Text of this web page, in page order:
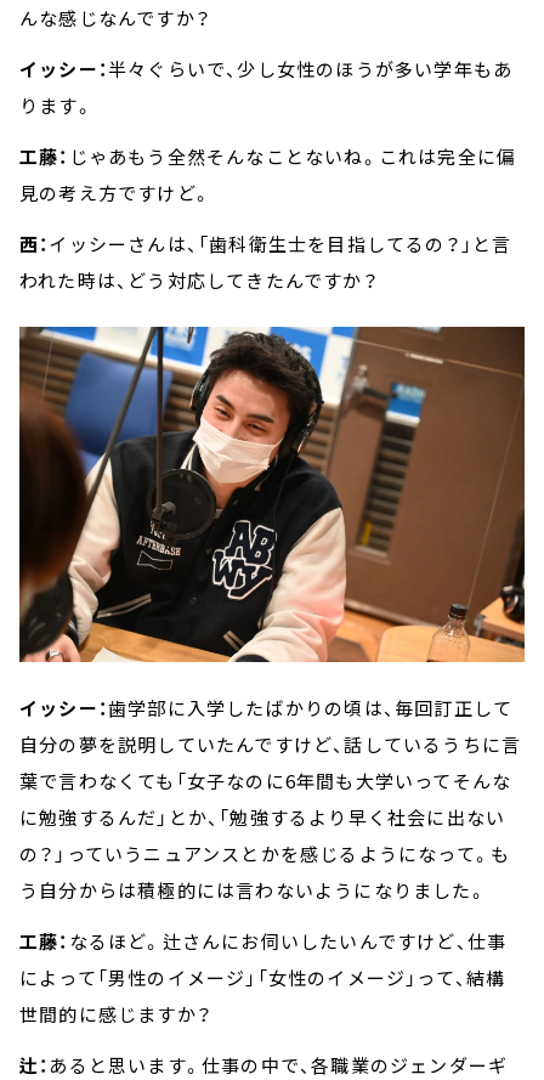
んな感じなんですか？
イッシー：半々ぐらいで、少し女性のほうが多い学年もあ
ります。
工藤： じゃあもう全然そんなことないね。これは完全に偏
見の考え方ですけど。
西：イッシーさんは、「歯科衛生士を目指してるの？」と言
われた時は、どう対応してきたんですか？
イッシー：歯学部に入学したばかりの頃は、毎回訂正して
自分の夢を説明していたんですけど、話しているうちに言
葉で言わなくても「女子なのに6年間も大学いってそんな
に勉強するんだ」とか、「勉強するより早く社会に出ない
の？」っていうニュアンスとかを感じるようになって。も
う自分からは積極的には言わないようになりました。
工藤： なるほど。辻さんにお伺いしたいんですけど、仕事
によって「男性のイメージ」「女性のイメージ」って、結構
世間的に感じますか？
辻： あると思います。仕事の中で、各職業のジェンダーギ